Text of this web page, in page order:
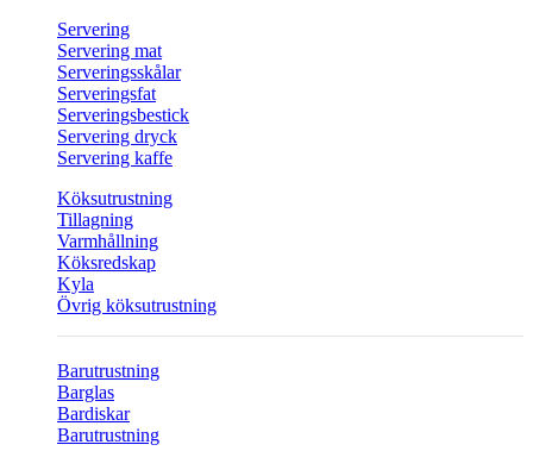
Servering
Servering mat
Serveringsskålar
Serveringsfat
Serveringsbestick
Servering dryck
Servering kaffe
Köksutrustning
Tillagning
Varmhållning
Köksredskap
Kyla
Övrig köksutrustning
Barutrustning
Barglas
Bardiskar
Barutrustning